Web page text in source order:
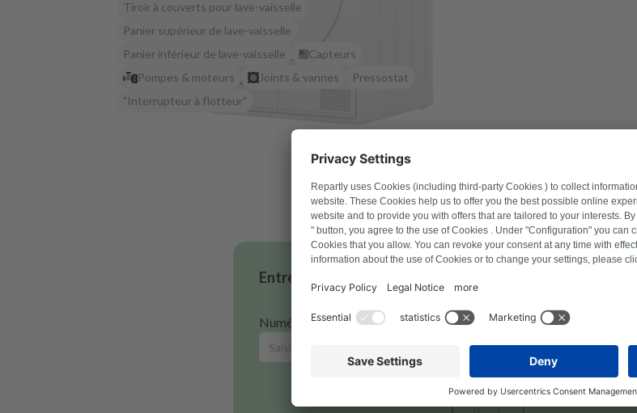
Tiroir à couverts pour lave-vaisselle
Panier supérieur de lave-vaisselle
Panier inférieur de lave-vaisselle
Capteurs
Pompes & moteurs
Joints & vannes
Pressostat
"Interrupteur à flotteur"
Entrez votre numéro de modèle pour trouver les produits
Numéro de modèle
Rechercher